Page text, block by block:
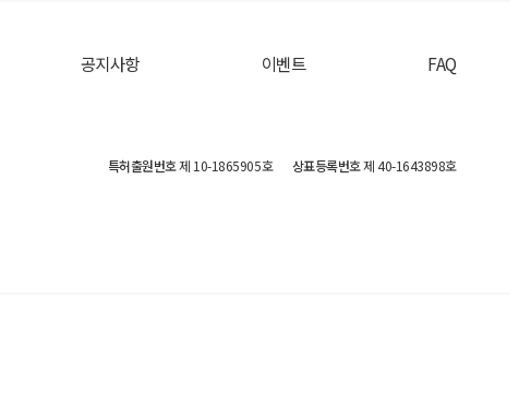
공지사항 이벤트 FAQ
특허출원번호제 10-1865905호 상표등록번호제 40-1643898호